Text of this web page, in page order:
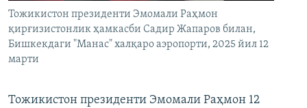
Тожикистон президенти Эмомали Раҳмон
қирғизистонлик ҳамкасби Садир Жапаров билан,
Бишкекдаги "Манас" халқаро аэропорти, 2025 йил 12
марти
Тожикистон президенти Эмомали Раҳмон 12